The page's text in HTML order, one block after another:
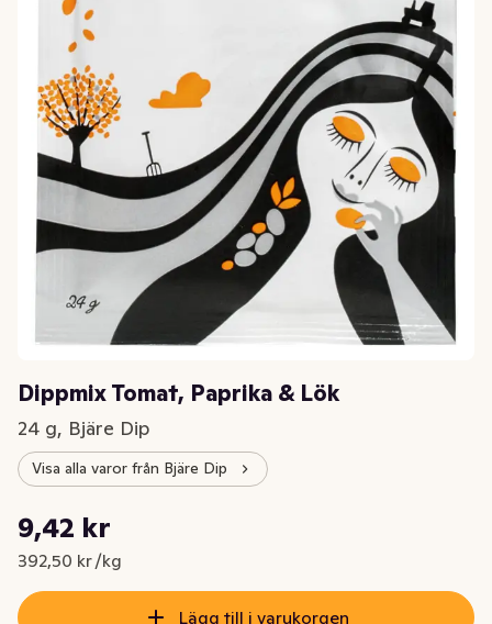
Dippmix Tomat, Paprika & Lök
24 g, Bjäre Dip
Visa alla varor från Bjäre Dip
Nuvarande pris är: 9,42 kr
9,42 kr
392,50 kr /kg
Styckpris: 392,50 kr /kg
Lägg till i varukorgen